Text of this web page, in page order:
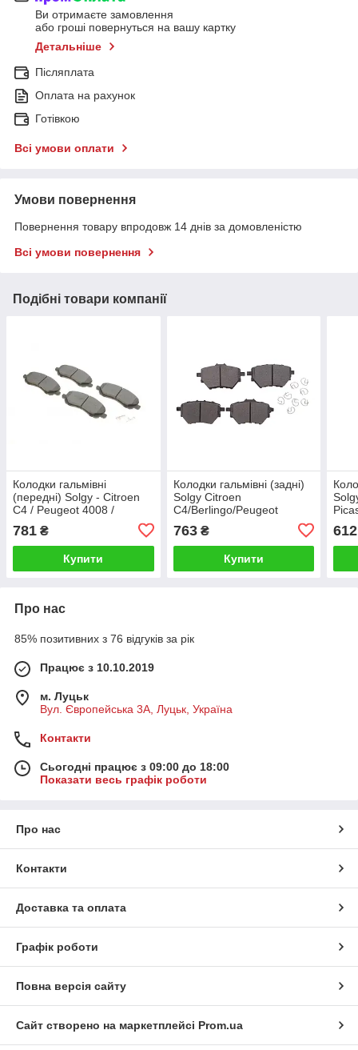
Ви отримаєте замовлення
або гроші повернуться на вашу картку
Детальніше
Післяплата
Оплата на рахунок
Готівкою
Всі умови оплати
Умови повернення
Повернення товару впродовж 14 днів за домовленістю
Всі умови повернення
Подібні товари компанії
Колодки гальмівні
(передні) Solgy - Citroen
C4 / Peugeot 4008 /
Outlander
781 ₴
Купити
Колодки гальмівні (задні)
Solgy Citroen
C4/Berlingo/Peugeot
308/508/3008/Partner/Opel
Combo 13-
763₴
Купити
612
Про нас
85% позитивних з 76 відгуків за рік
Працює з 10.10.2019
м. Луцьк
Вул. Європейська 3А, Луцьк, Україна
Контакти
Сьогодні працює з 09:00 до 18:00
Показати весь графік роботи
Про нас
Контакти
Доставка та оплата
Графік роботи
Повна версія сайту
Сайт створено на маркетплейсі Prom.ua